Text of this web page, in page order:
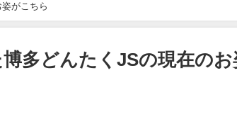
がこちら
多どんたくJSの現在のお